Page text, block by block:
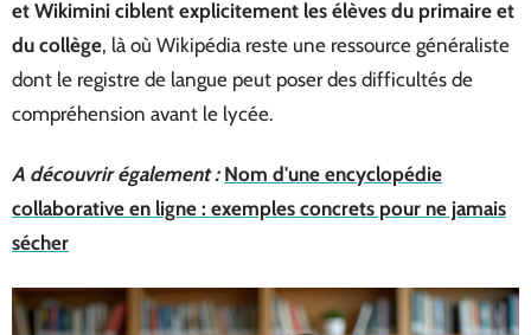
et Wikimini ciblent explicitement les élèves du primaire et
du collège, là où Wikipédia reste une ressource généraliste
dont le registre de langue peut poser des difficultés de
compréhension avant le lycée.
A découvrir également : Nom d'une encyclopédie
collaborative en ligne : exemples concrets pour ne jamais
sécher